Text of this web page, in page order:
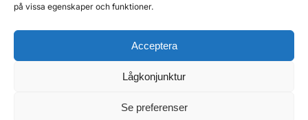
på vissa egenskaper och funktioner.
Acceptera
Lågkonjunktur
Se preferenser
Kjøp her for å oppleve kvaliteten på denne messingkjeden. La
kreativiteten og detaljrikheten komme til uttrykk i dine
modellbyggeprosjekter. Bestill nå!
Block Schacklar Rep,Tillbehör byggsatser i trä